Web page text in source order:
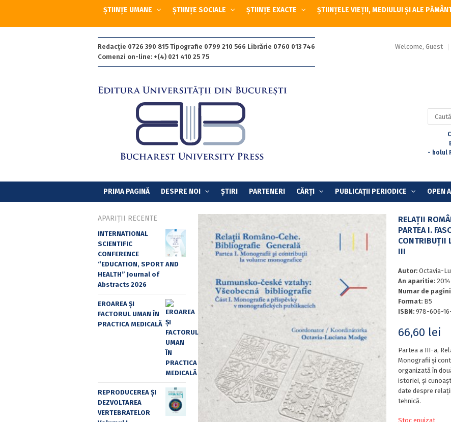
ȘTIINȚE UMANE ȘTIINȚE SOCIALE ȘTIINȚE EXACTE ȘTIINȚELE VIEȚII, MEDIULUI ȘI ALE
Redacție 0726 390 815 Tipografie 0799 210 566 Librărie 0760 013 746
Comenzi on-line: +(4) 021 410 25 75
Welcome, Guest
Caută
după:
- holul
PRIMA PAGINĂ DESPRE NOI ȘTIRI PARTENERI CĂRȚI PUBLICAȚII PERIODICE OPEN
RELAŢII
PARTEA I.
CONTRIBUŢII
III
Autor: Octavia-
An aparitie: 2014
Numar de
Format: B5
ISBN: 978-606-
66,60 lei
Partea a III-a,
Monografii şi
organizată în
istoriei, şi
date despre
tehnică.
Stoc epuizat
APARIȚII RECENTE
INTERNATIONAL
SCIENTIFIC
CONFERENCE
“EDUCATION, SPORT AND
HEALTH” Journal of
Abstracts 2026
EROAREA ȘI
FACTORUL UMAN ÎN
PRACTICA MEDICALĂ
REPRODUCEREA ȘI
DEZVOLTAREA
VERTEBRATELOR